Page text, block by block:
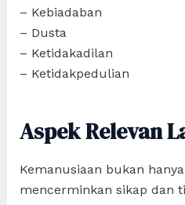
– Kebiadaban
– Dusta
– Ketidakadilan
– Ketidakpedulian
Aspek Relevan
Kemanusiaan bukan
mencerminkan sikap dan